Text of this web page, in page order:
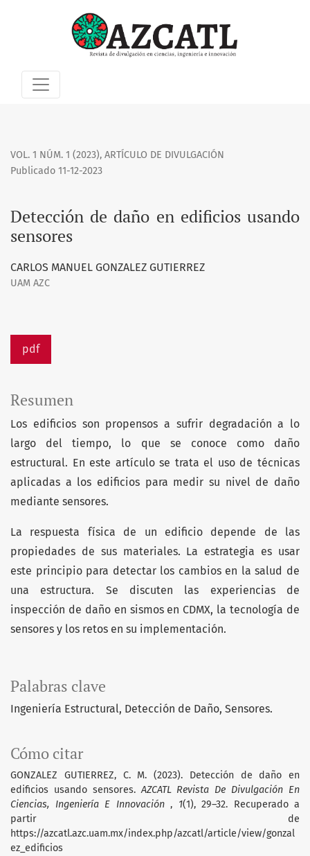
VOL. 1 NÚM. 1 (2023), ARTÍCULO DE DIVULGACIÓN
Detección de daño en edificios usando
sensores
Publicado 11-12-2023
CARLOS MANUEL GONZALEZ GUTIERREZ
UAM AZC
pdf
Palabras clave
Ingeniería Estructural, Detección de Daño, Sensores.
Cómo citar
GONZALEZ GUTIERREZ, C. M. (2023). Detección de daño en
edificios usando sensores.AZCATL Revista De Divulgación En
Ciencias, Ingeniería E Innovación , 1(1), 29–32. Recuperado a
partir de
https://azcatl.azc.uam.mx/index.php/azcatl/article/view/gonzal
ez_edificios
Resumen
Los edificios son propensos a sufrir degradación a lo
largo del tiempo, lo que se conoce como daño
estructural. En este artículo se trata el uso de técnicas
aplicadas a los edificios para medir su nivel de daño
mediante sensores.
La respuesta física de un edificio depende de las
propiedades de sus materiales. La estrategia es usar
este principio para detectar los cambios en la salud de
una estructura. Se discuten las experiencias de
inspección de daño en sismos en CDMX, la tecnología de
sensores y los retos en su implementación.